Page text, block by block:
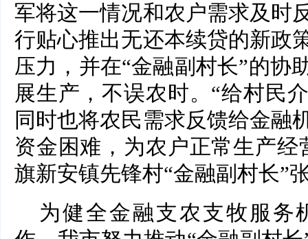
军将这一情况和农户需求及时
行贴心推出无还本续贷的新政
压力，并在“金融副村长”的协
展生产，不误农时。“给村民
同时也将农民需求反馈给金融
资金困难，为农户正常生产经
旗新安镇先锋村“金融副村长”
为健全金融支农支牧服务